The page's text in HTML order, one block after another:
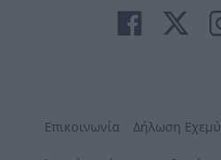
Επικοινωνία Δήλωση